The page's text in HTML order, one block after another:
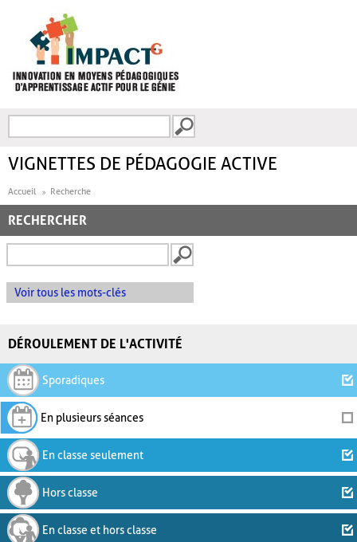
FORMULAIRE DE
VIGNETTES DE PÉDAGOGIE ACTIVE
Accueil Recherche
RECHERCHER
Voir tous les mots-clés
DÉROULEMENT DE L'ACTIVITÉ
Sporadiques
En plusieurs séances
En classe seulement
Hors classe
En classe et hors classe